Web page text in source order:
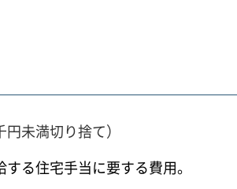
未満切り捨て）
る住宅手当に要する費用。